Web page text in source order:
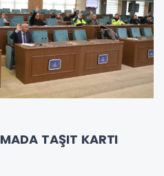
TAŞIT KARTI